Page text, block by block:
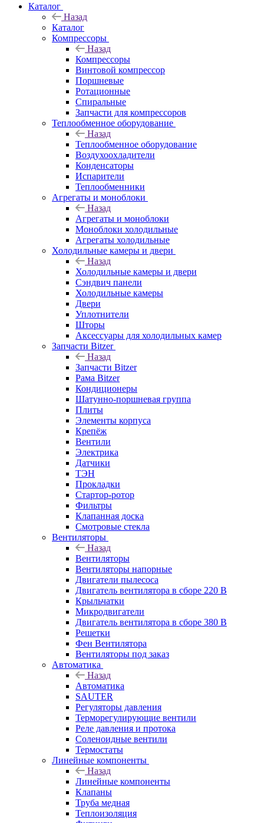
Каталог
Назад
Каталог
Компрессоры
Назад
Компрессоры
Винтовой компрессор
Поршневые
Ротационные
Спиральные
Запчасти для компрессоров
Теплообменное оборудование
Назад
Теплообменное оборудование
Воздухоохладители
Конденсаторы
Испарители
Теплообменники
Агрегаты и моноблоки
Назад
Агрегаты и моноблоки
Моноблоки холодильные
Агрегаты холодильные
Холодильные камеры и двери
Назад
Холодильные камеры и двери
Сэндвич панели
Холодильные камеры
Двери
Уплотнители
Шторы
Аксессуары для холодильных камер
Запчасти Bitzer
Назад
Запчасти Bitzer
Рама Bitzer
Кондиционеры
Шатунно-поршневая группа
Плиты
Элементы корпуса
Крепёж
Вентили
Электрика
Датчики
ТЭН
Прокладки
Стартор-ротор
Фильтры
Клапанная доска
Смотровые стекла
Вентиляторы
Назад
Вентиляторы
Вентиляторы напорные
Двигатели пылесоса
Двигатель вентилятора в сборе 220 В
Крыльчатки
Микродвигатели
Двигатель вентилятора в сборе 380 В
Решетки
Фен Вентилятора
Вентиляторы под заказ
Автоматика
Назад
Автоматика
SAUTER
Регуляторы давления
Терморегулирующие вентили
Реле давления и протока
Соленоидные вентили
Термостаты
Линейные компоненты
Назад
Линейные компоненты
Клапаны
Труба медная
Теплоизоляция